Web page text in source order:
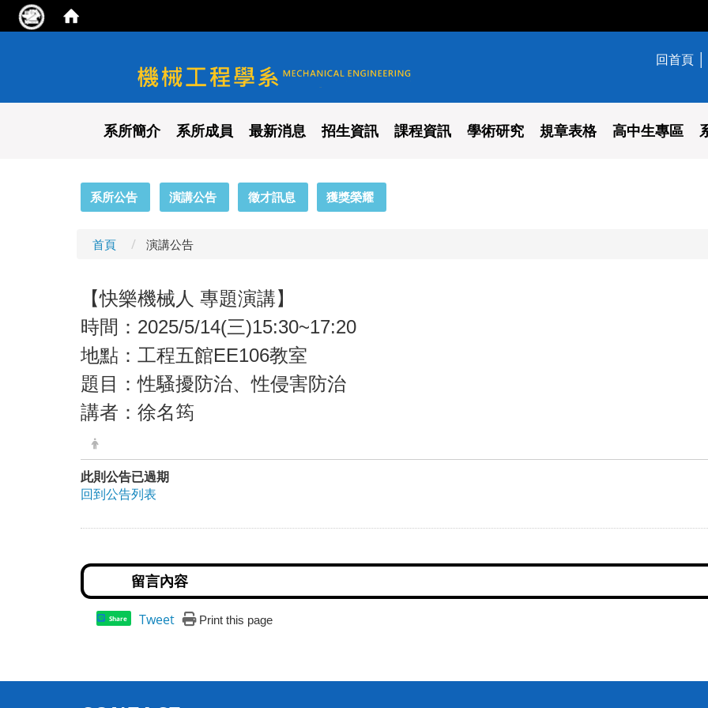
國立陽明交通大學 機械工程學系
回首頁
系所簡介 系所成員 最新消息 招生資訊 課程資訊 學術研究 規章表格 高中生專區
系所公告 演講公告 徵才訊息 獲獎榮耀
首頁 演講公告
【快樂機械人 專題演講】
時間：2025/5/14(三)15:30~17:20
地點：工程五館EE106教室
題目：性騷擾防治、性侵害防治
講者：徐名筠
此則公告已過期
回到公告列表
Share Tweet Print this page